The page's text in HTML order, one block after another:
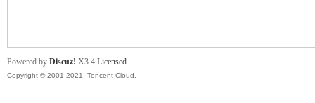
Powered by Discuz! X3.4 Licensed
Copyright © 2001-2021, Tencent Cloud.